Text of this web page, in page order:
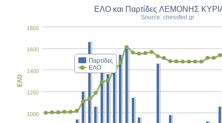
ΕΛΟ και Παρτίδες ΛΕΜΟΝΗΣ
Source: chessfed.gr
Παρτίδες
ΕΛΟ
1000
1200
1400
1600
1800
ΕΛΟ